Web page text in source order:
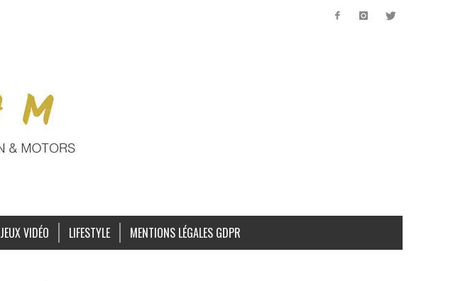
JEUX VIDÉO LIFESTYLE MENTIONS LÉGALES GDPR